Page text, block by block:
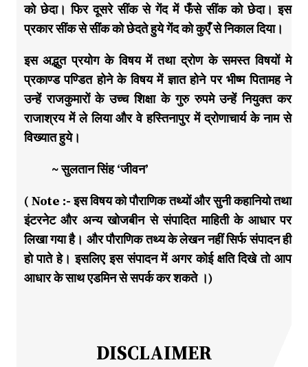
को छेदा। फिर दूसरे सींक से गेंद में फँसे सींक को छेदा। इस
प्रकार सींक से सींक को छेदते हुये गेंद को कुएँ से निकाल दिया।
इस अद्भुत प्रयोग के विषय में तथा द्रोण के समस्त विषयों मे
प्रकाण्ड पण्डित होने के विषय में ज्ञात होने पर भीष्म पितामह ने
उन्हें राजकुमारों के उच्च शिक्षा के गुरु रुपमे उन्हें नियुक्त कर
राजाश्रय में ले लिया और वे हस्तिनापुर में द्रोणाचार्य के नाम से
विख्यात हुये।
~ सुलतान सिंह ‘जीवन’
( Note :- इस विषय को पौराणिक तथ्यों और सुनी कहानियो तथा
इंटरनेट और अन्य खोजबीन से संपादित माहिती के आधार पर
लिखा गया है। और पौराणिक तथ्य के लेखन नहीं सिर्फ संपादन ही
हो पाते हे। इसलिए इस संपादन में अगर कोई क्षति दिखे तो आप
आधार के साथ एडमिन से सपर्क कर शकते ।)
DISCLAIMER